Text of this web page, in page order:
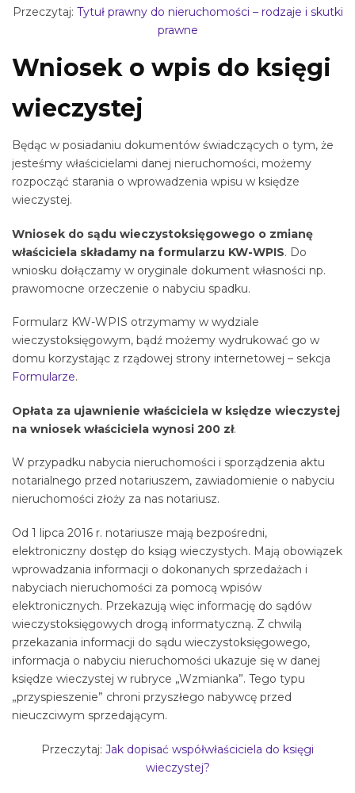
Przeczytaj: Tytuł prawny do nieruchomości – rodzaje i skutki
prawne
Wniosek o wpis do księgi
wieczystej
Będąc w posiadaniu dokumentów świadczących o tym, że
jesteśmy właścicielami danej nieruchomości, możemy
rozpocząć starania o wprowadzenia wpisu w księdze
wieczystej.
Wniosek do sądu wieczystoksięgowego o zmianę
właściciela składamy na formularzu KW-WPIS. Do
wniosku dołączamy w oryginale dokument własności np.
prawomocne orzeczenie o nabyciu spadku.
Formularz KW-WPIS otrzymamy w wydziale
wieczystoksięgowym, bądź możemy wydrukować go w
domu korzystając z rządowej strony internetowej – sekcja
Formularze.
Opłata za ujawnienie właściciela w księdze wieczystej
na wniosek właściciela wynosi 200 zł.
W przypadku nabycia nieruchomości i sporządzenia aktu
notarialnego przed notariuszem, zawiadomienie o nabyciu
nieruchomości złoży za nas notariusz.
Od 1 lipca 2016 r. notariusze mają bezpośredni,
elektroniczny dostęp do ksiąg wieczystych. Mają obowiązek
wprowadzania informacji o dokonanych sprzedażach i
nabyciach nieruchomości za pomocą wpisów
elektronicznych. Przekazują więc informację do sądów
wieczystoksięgowych drogą informatyczną. Z chwilą
przekazania informacji do sądu wieczystoksięgowego,
informacja o nabyciu nieruchomości ukazuje się w danej
księdze wieczystej w rubryce „Wzmianka”. Tego typu
„przyspieszenie” chroni przyszłego nabywcę przed
nieuczciwym sprzedającym.
Przeczytaj: Jak dopisać współwłaściciela do księgi
wieczystej?